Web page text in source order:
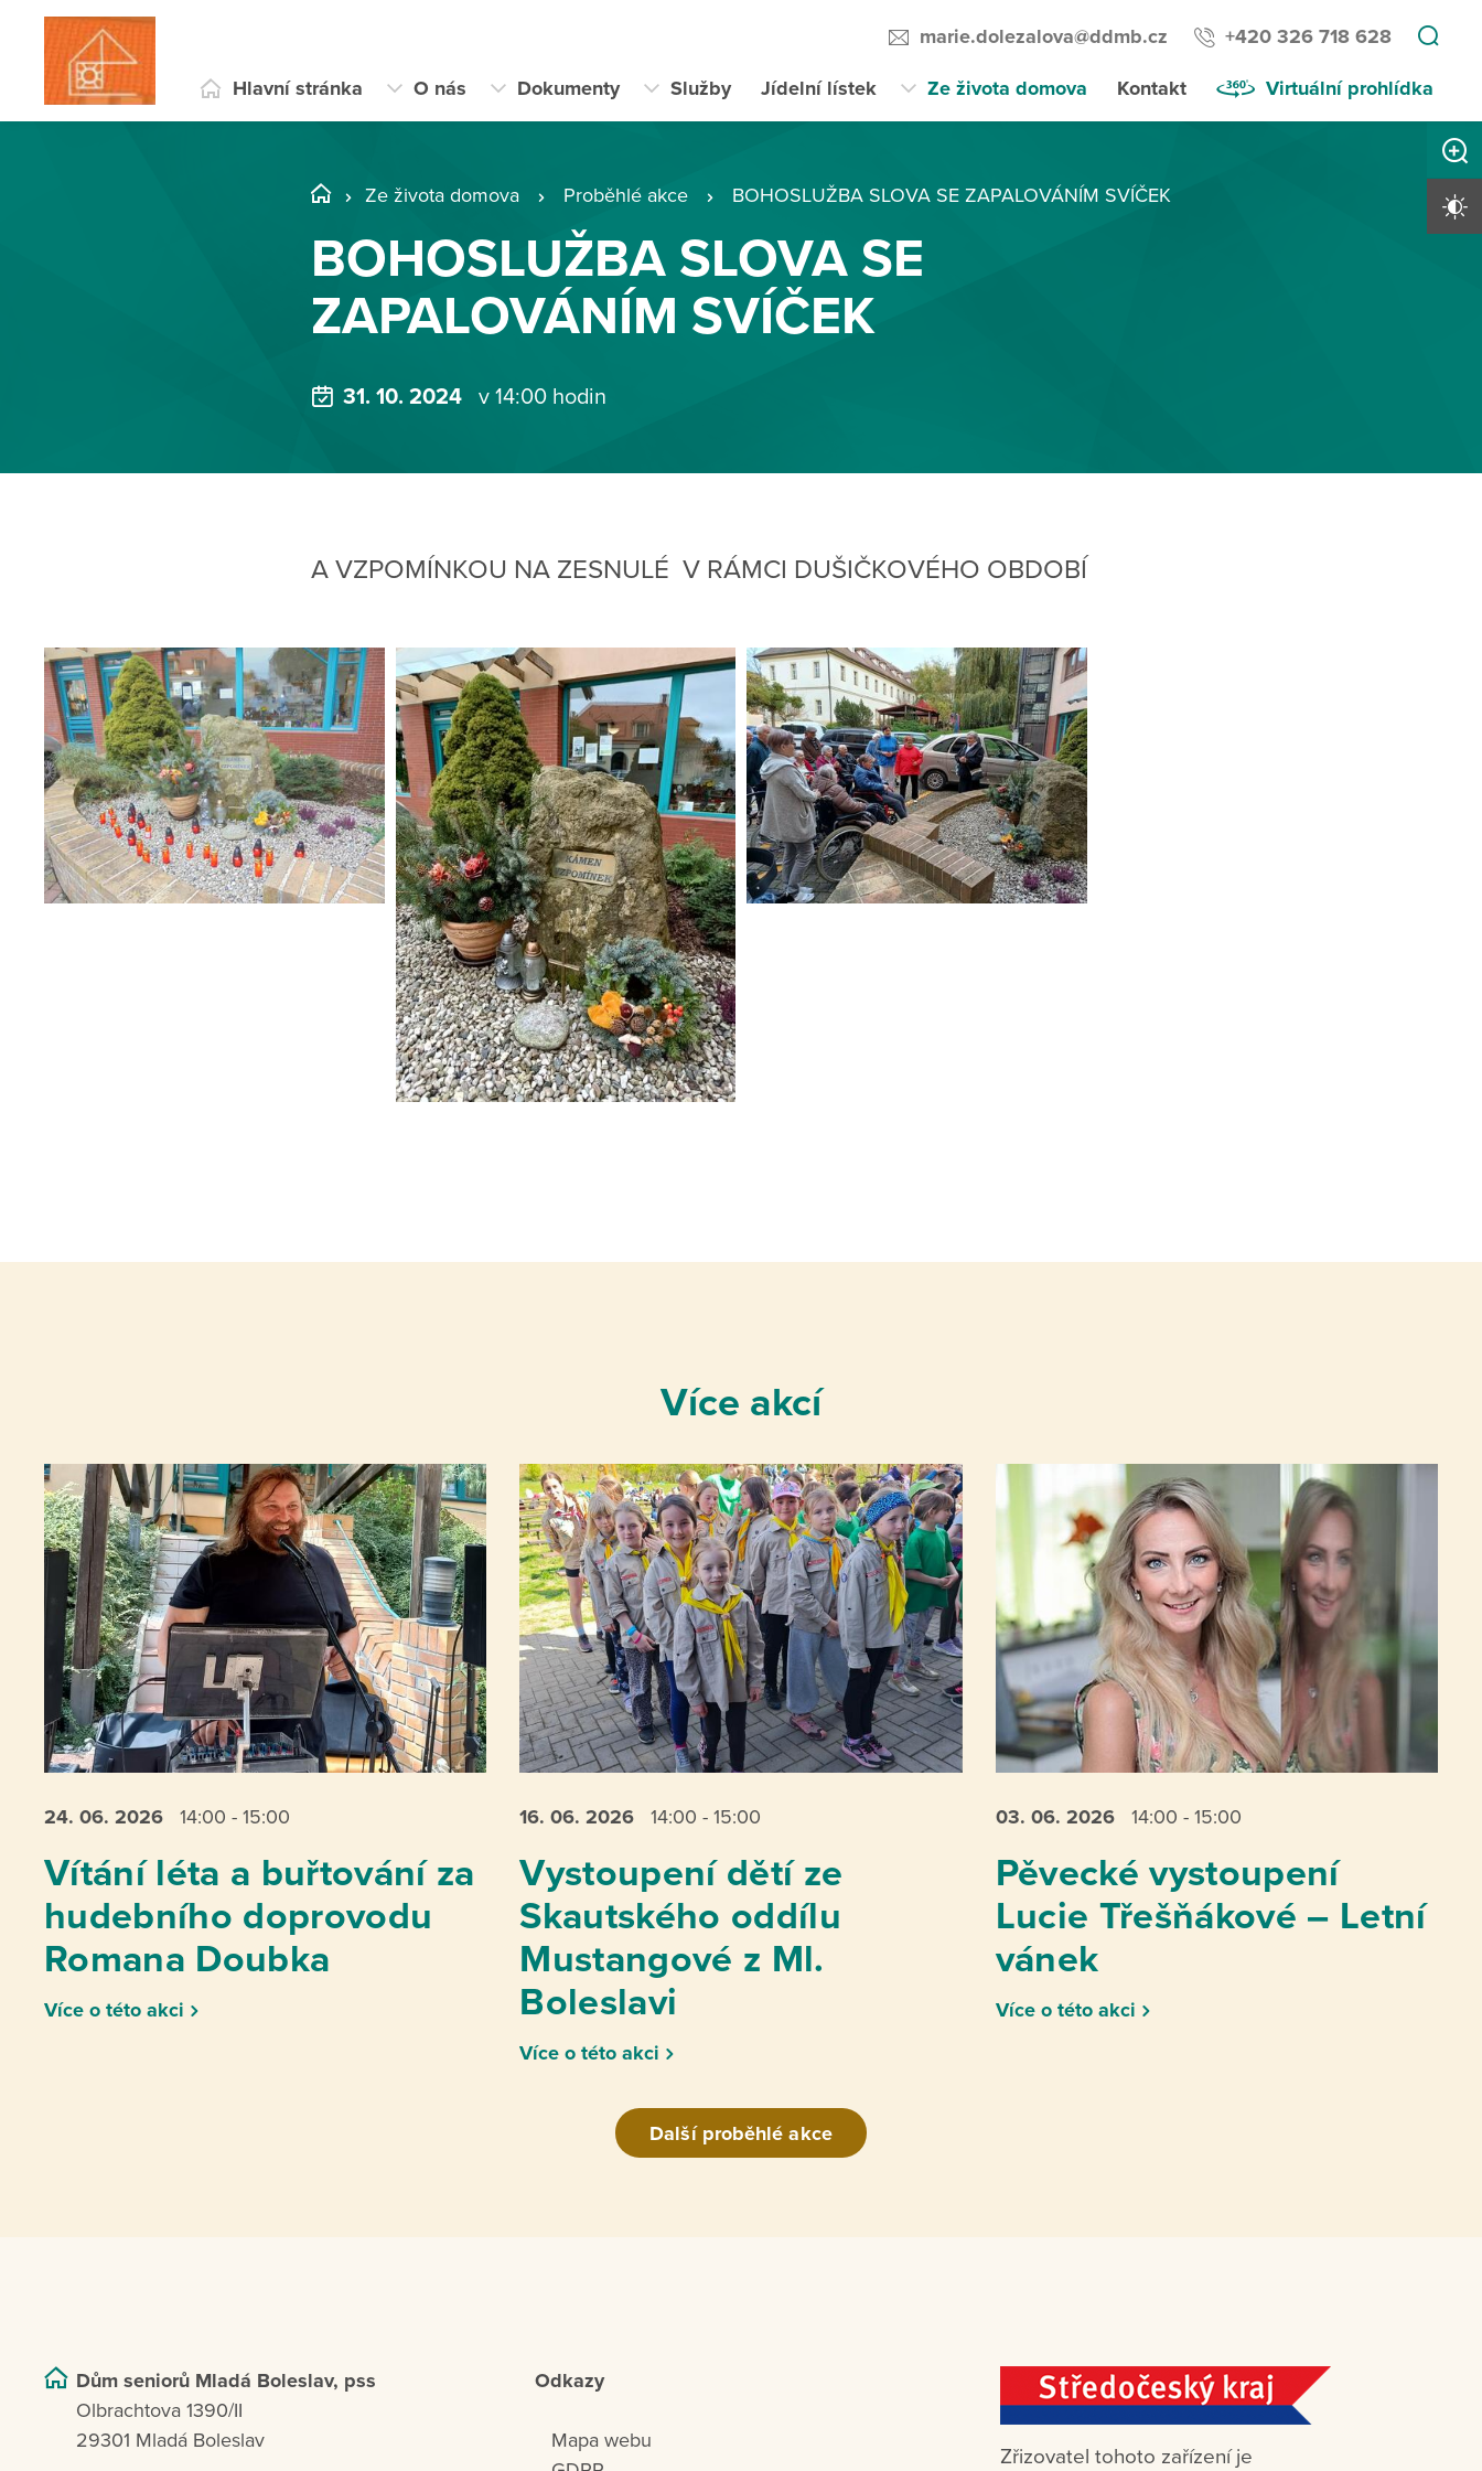
marie.dolezalova@ddmb.cz +420 326 718 628
Hlavní stránka O nás Dokumenty Služby Jídelní lístek Ze života domova Kontakt Virtuální prohlídka
Ze života domova Proběhlé akce BOHOSLUŽBA SLOVA SE ZAPALOVÁNÍM SVÍČEK
BOHOSLUŽBA SLOVA SE
ZAPALOVÁNÍM SVÍČEK
31. 10. 2024 v 14:00 hodin
A VZPOMÍNKOU NA ZESNULÉ V RÁMCI DUŠIČKOVÉHO OBDOBÍ
Více akcí
24. 06. 2026 14:00 - 15:00
Vítání léta a buřtování za
hudebního doprovodu
Romana Doubka
Více o této akci
16. 06.2026 14:00 - 15:00
Vystoupení dětí ze
Skautského oddílu
Mustangové z Ml.
Boleslavi
Více o této akci
03. 06. 2026 14:00 - 15:00
Pěvecké vystoupení
Lucie Třešňákové – Letní
vánek
Více o této akci
Další proběhlé akce
Dům seniorů Mladá Boleslav, pss
Olbrachtova 1390/II
29301 Mladá Boleslav
Odkazy
Mapa webu
Zřizovatel tohoto zařízení je